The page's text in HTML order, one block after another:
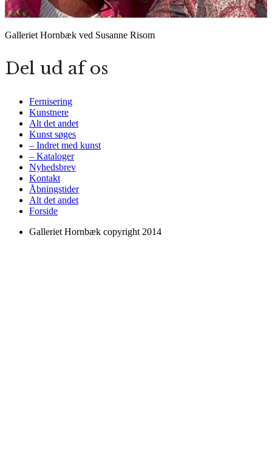
Galleriet Hornbæk ved Susanne Risom
Del ud af os
Fernisering
Kunstnere
Alt det andet
Kunst søges
– Indret med kunst
– Kataloger
Nyhedsbrev
Kontakt
Åbningstider
Alt det andet
Forside
Galleriet Hornbæk copyright 2014